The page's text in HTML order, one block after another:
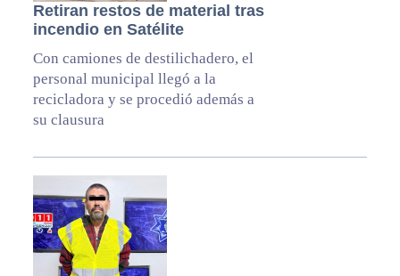
Retiran restos de material tras
incendio en Satélite
Con camiones de destilichadero, el
personal municipal llegó a la
recicladora y se procedió además a
su clausura